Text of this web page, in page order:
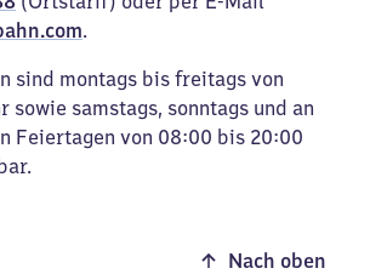
.
sind montags bis freitags von
sowie samstags, sonntags und an
Feiertagen von 08:00 bis 20:00
Nach oben